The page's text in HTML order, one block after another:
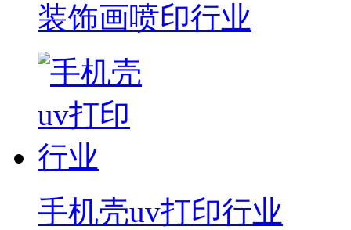
装饰画喷印行业
手机壳uv打印行业